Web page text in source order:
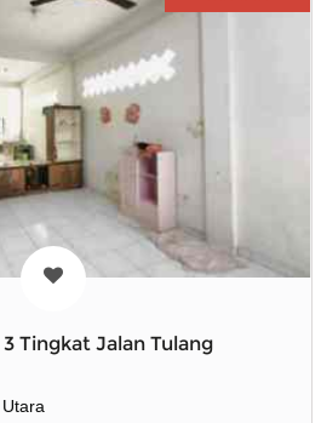
Tingkat Jalan Tulang